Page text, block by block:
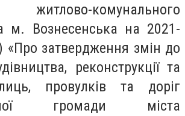
комунального
м. Вознесенська на 2021-
«Про затвердження змін до
реконструкції та
провулків та доріг
громади міста